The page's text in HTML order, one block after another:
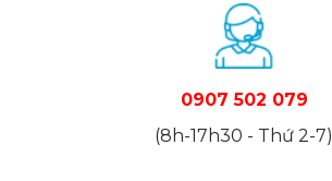
0907 502 079
(8h-17h30 - Thứ 2-7)